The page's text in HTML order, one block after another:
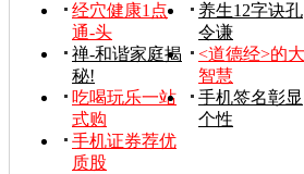
经穴健康1点
通-头
养生12字诀孔
令谦
禅-和谐家庭揭
秘!
<道德经>的大
智慧
吃喝玩乐一站
式购
手机签名彰显
个性
手机证券荐优
质股